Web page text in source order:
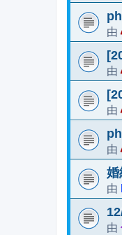
由
由
由
由
婚
由
由